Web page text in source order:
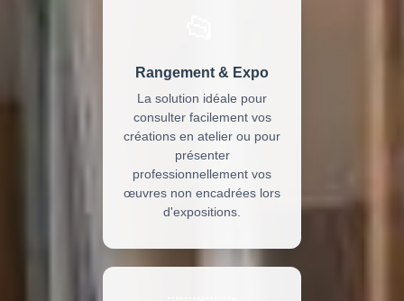
Rangement & Expo
La solution idéale pour
consulter facilement vos
créations en atelier ou pour
présenter
professionnellement vos
œuvres non encadrées lors
d'expositions.